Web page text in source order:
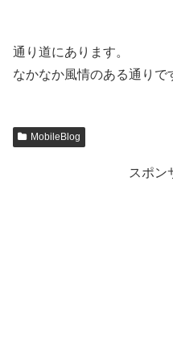
通り道にあります。
なかなか風情のある通りで
MobileBlog
スポン